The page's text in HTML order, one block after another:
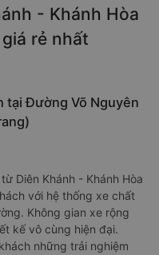
- Khánh Hòa
rẻ nhất
tại Đường Võ Nguyên
Diên Khánh - Khánh Hòa
với hệ thống xe chất
Không gian xe rộng
kế vô cùng hiện đại.
những trải nghiệm